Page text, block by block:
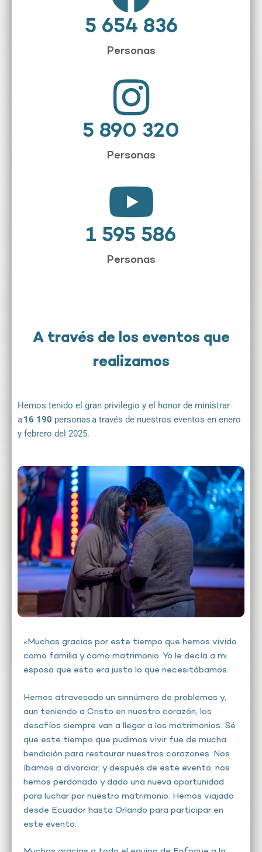
Personas
5 654 836
Personas
5 890 320
Personas
1 595 586
A través de los eventos que
realizamos
Hemos tenido el gran privilegio y el honor de ministrar
a16 190 personas a través de nuestros eventos en enero
y febrero del 2025.
«Muchas gracias por este tiempo que hemos vivido
como familia y como matrimonio. Yo le decía a mi
esposa que esto era justo lo que necesitábamos.
Hemos atravesado un sinnúmero de problemas y,
aun teniendo a Cristo en nuestro corazón, los
desafíos siempre van a llegar a los matrimonios. Sé
que este tiempo que pudimos vivir fue de mucha
bendición para restaurar nuestros corazones. Nos
íbamos a divorciar, y después de este evento, nos
hemos perdonado y dado una nueva oportunidad
para luchar por nuestro matrimonio. Hemos viajado
desde Ecuador hasta Orlando para participar en
este evento.